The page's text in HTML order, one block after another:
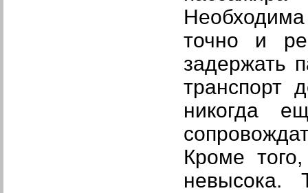
Необходима
точно и
задержать
транспорт
никогда
Кроме
невысока.